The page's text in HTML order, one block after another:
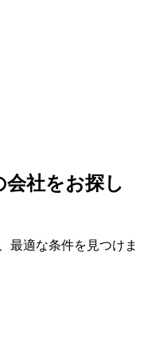
会社をお探し
最適な条件を見つけま